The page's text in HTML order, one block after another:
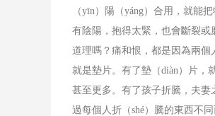
（yīn）陽（yáng）合用，就能
有陰陽，抱得太緊，也會斷裂或
道理嗎？痛和恨，都是因為兩
就是墊片。有了墊（diàn）片，
甚至更多。有了孩子折騰，夫妻
過每個人折（shé）騰的東西不